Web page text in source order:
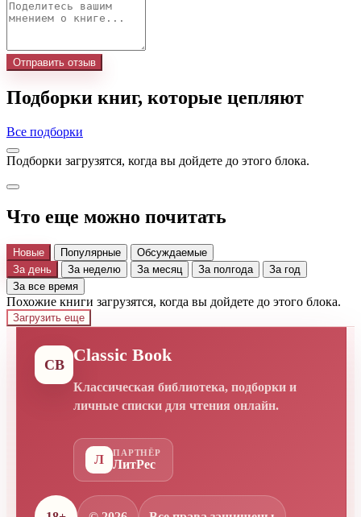
Отправить отзыв
Подборки книг, которые цепляют
Все подборки
Подборки загрузятся, когда вы дойдете до этого блока.
Что еще можно почитать
Новые Популярные
Обсуждаемые
За день
За неделю За месяц За полгода
За год
За все время
Похожие книги загрузятся, когда вы дойдете до этого блока.
Загрузить еще
CB Classic Book
Классическая библиотека, подборки и
личные списки для чтения онлайн.
Л
ПАРТНЁР
ЛитРес